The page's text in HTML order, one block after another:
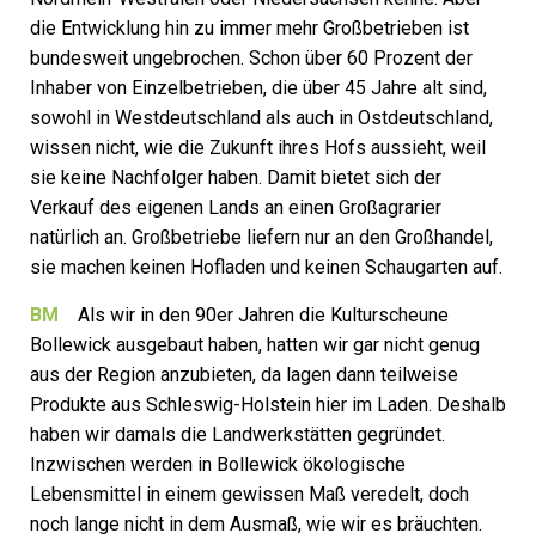
die Entwicklung hin zu immer mehr Großbetrieben ist
bundesweit ungebrochen. Schon über 60 Prozent der
Inhaber von Einzelbetrieben, die über 45 Jahre alt sind,
sowohl in Westdeutschland als auch in Ostdeutschland,
wissen nicht, wie die Zukunft ihres Hofs aussieht, weil
sie keine Nachfolger haben. Damit bietet sich der
Verkauf des eigenen Lands an einen Groß­agrarier
natürlich an. Großbetriebe liefern nur an den Großhandel,
sie machen keinen Hofladen und keinen Schaugarten auf.
BM Als wir in den 90er Jahren die Kulturscheune
Bollewick ausgebaut haben, hatten wir gar nicht genug
aus der Region anzubieten, da lagen dann teilweise
Produkte aus Schleswig-Holstein hier im Laden. Deshalb
haben wir damals die Landwerkstätten gegründet.
Inzwischen werden in Bollewick ökologische
Lebensmittel in einem gewissen Maß veredelt, doch
noch lange nicht in dem Ausmaß, wie wir es bräuchten.